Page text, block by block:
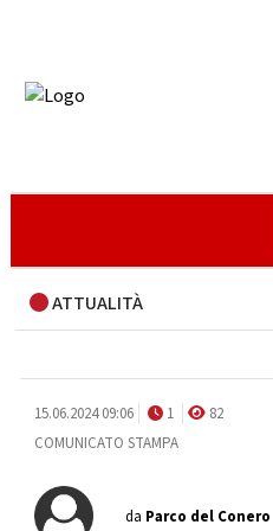
ATTUALITÀ
15.06.2024 09:06 1
82
COMUNICATO STAMPA
da Parco del Conero